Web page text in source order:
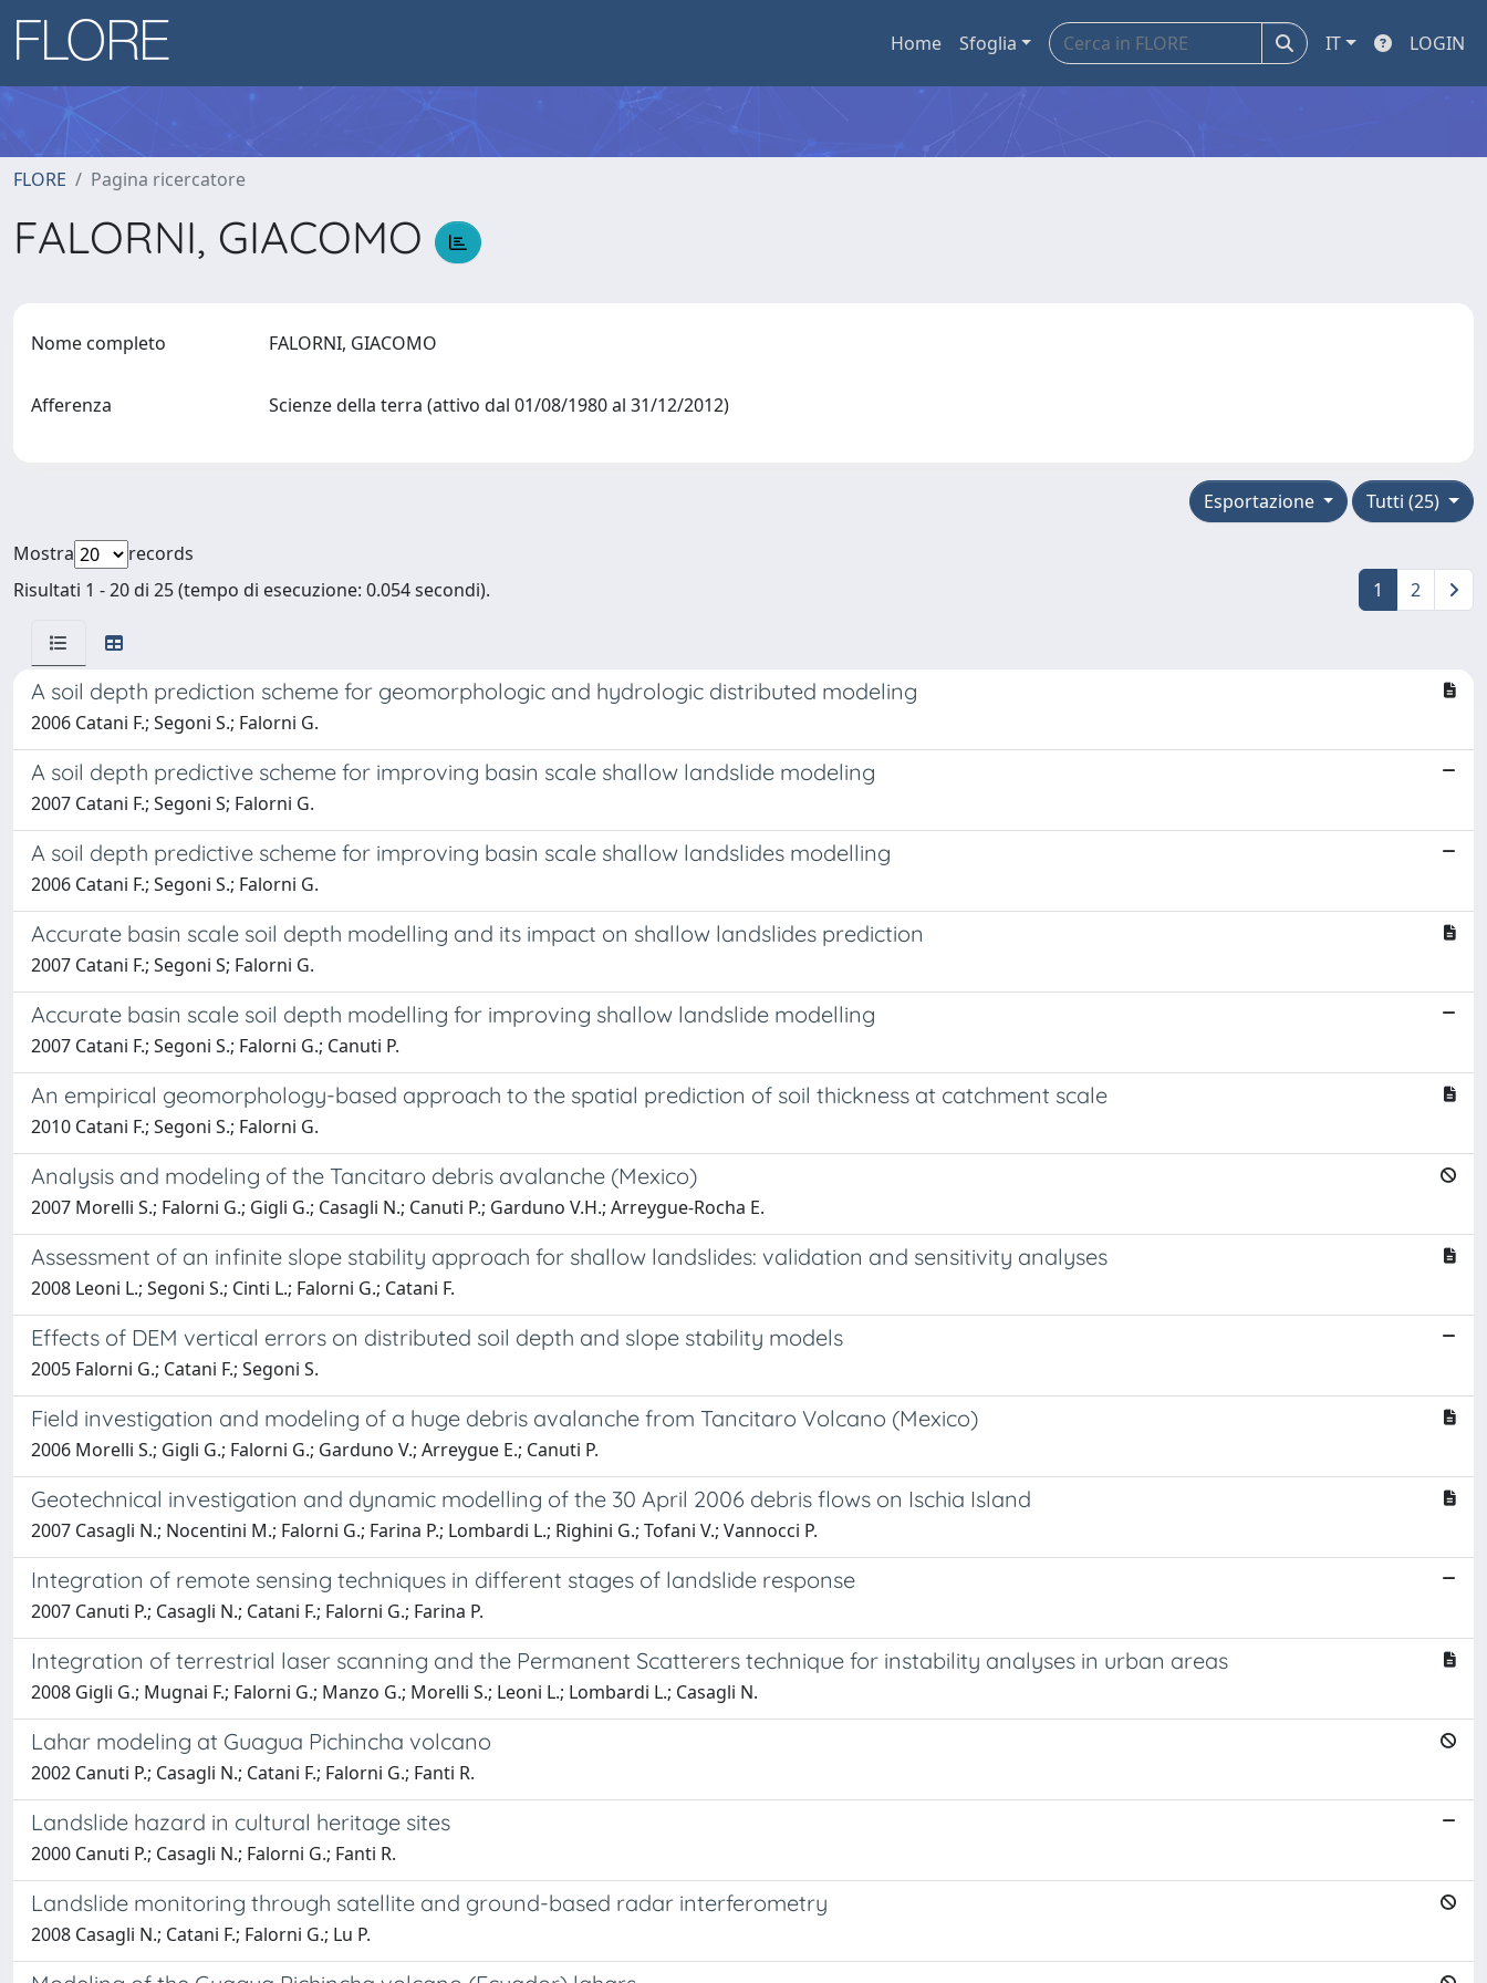
Home Sfoglia IT LOGIN
FLORE Pagina ricercatore
FALORNI, GIACOMO
Nome completo FALORNI, GIACOMO
Afferenza Scienze della terra (attivo dal 01/08/1980 al 31/12/2012)
Tutti (25)
Esportazione
Mostra
records
Risultati 1 - 20 di 25 (tempo di esecuzione: 0.054 secondi).
1 2
A soil depth prediction scheme for geomorphologic and hydrologic distributed modeling
2006 Catani F.; Segoni S.; Falorni G.
A soil depth predictive scheme for improving basin scale shallow landslide modeling
2007 Catani F.; Segoni S; Falorni G.
A soil depth predictive scheme for improving basin scale shallow landslides modelling
2006 Catani F.; Segoni S.; Falorni G.
Accurate basin scale soil depth modelling and its impact on shallow landslides prediction
2007 Catani F.; Segoni S; Falorni G.
Accurate basin scale soil depth modelling for improving shallow landslide modelling
2007 Catani F.; Segoni S.; Falorni G.; Canuti P.
An empirical geomorphology-based approach to the spatial prediction of soil thickness at catchment scale
2010 Catani F.; Segoni S.; Falorni G.
Analysis and modeling of the Tancitaro debris avalanche (Mexico)
2007 Morelli S.; Falorni G.; Gigli G.; Casagli N.; Canuti P.; Garduno V.H.; Arreygue-Rocha E.
Assessment of an infinite slope stability approach for shallow landslides: validation and sensitivity analyses
2008 Leoni L.; Segoni S.; Cinti L.; Falorni G.; Catani F.
Effects of DEM vertical errors on distributed soil depth and slope stability models
2005 Falorni G.; Catani F.; Segoni S.
Field investigation and modeling of a huge debris avalanche from Tancitaro Volcano (Mexico)
2006 Morelli S.; Gigli G.; Falorni G.; Garduno V.; Arreygue E.; Canuti P.
Geotechnical investigation and dynamic modelling of the 30 April 2006 debris flows on Ischia Island
2007 Casagli N.; Nocentini M.; Falorni G.; Farina P.; Lombardi L.; Righini G.; Tofani V.; Vannocci P.
Integration of remote sensing techniques in different stages of landslide response
2007 Canuti P.; Casagli N.; Catani F.; Falorni G.; Farina P.
Integration of terrestrial laser scanning and the Permanent Scatterers technique for instability analyses in urban areas
2008 Gigli G.; Mugnai F.; Falorni G.; Manzo G.; Morelli S.; Leoni L.; Lombardi L.; Casagli N.
Lahar modeling at Guagua Pichincha volcano
2002 Canuti P.; Casagli N.; Catani F.; Falorni G.; Fanti R.
Landslide hazard in cultural heritage sites
2000 Canuti P.; Casagli N.; Falorni G.; Fanti R.
Landslide monitoring through satellite and ground-based radar interferometry
2008 Casagli N.; Catani F.; Falorni G.; Lu P.